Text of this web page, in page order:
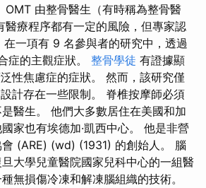
OMT 由整骨醫生（有時稱為整骨醫
醫療程序都有一定的風險，但專家認
一項有 9 名參與者的研究中，透過
症的主觀症狀。 整骨學徒 有證據顯
性焦慮症的症狀。 然而，該研究僅
計存在一些限制。 脊椎按摩師必須
醫生。 他們大多數居住在美國和加
家也有埃德加·凱西中心。 他是非營
(ARE) (wd) (1931) 的創始人。 腦
大學兒童醫院國家兒科中心的一組醫
無損傷冷凍和解凍腦組織的技術。